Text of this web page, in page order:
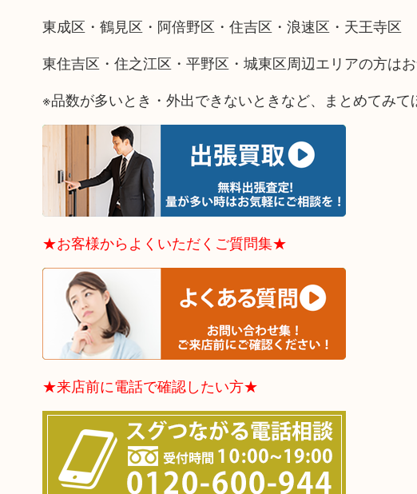
東成区・鶴見区・阿倍野区・住吉区・浪速区・天王寺区
東住吉区・住之江区・平野区・城東区周辺エリアの方は
※品数が多いとき・外出できないときなど、まとめてみて
★お客様からよくいただくご質問集★
★来店前に電話で確認したい方★